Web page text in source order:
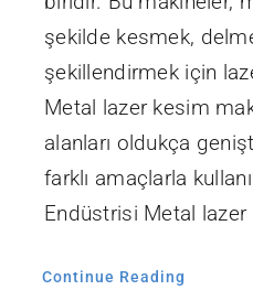
şekilde kesmek,
şekillendirmek için
Metal lazer kesim
alanları oldukça
farklı amaçlarla
Endüstrisi Metal
Continue Reading